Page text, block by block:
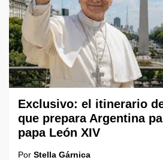
Exclusivo: el itinerario
que prepara Argentina
papa León XIV
Por Stella Gárnica